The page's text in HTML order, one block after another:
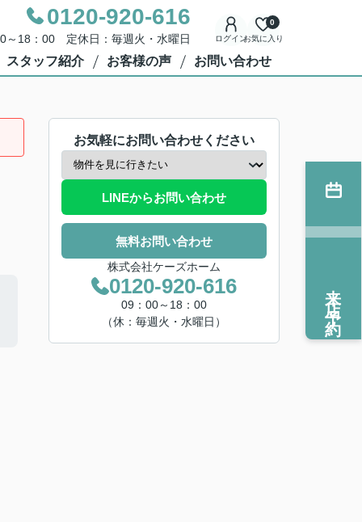
0120-920-616
～18：00 定休日：毎週火・水曜日 ログインお気に入り
0
スタッフ紹介 お客様の声 お問い合わせ
お気軽にお問い合わせください
LINEからお問い合わせ
無料お問い合わせ
株式会社ケーズホーム
0120-920-616
09：00～18：00
（休：毎週火・水曜日）
来店予約